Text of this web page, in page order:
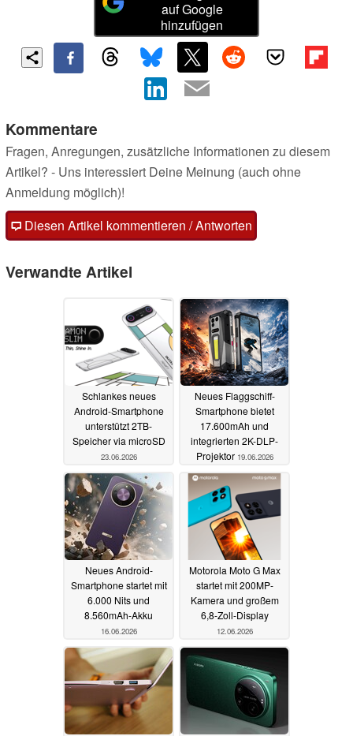
auf Google
hinzufügen
Kommentare
Fragen, Anregungen, zusätzliche Informationen zu diesem
Artikel? - Uns interessiert Deine Meinung (auch ohne
Anmeldung möglich)!
Diesen Artikel kommentieren / Antworten
Verwandte Artikel
Schlankes neues
Android-Smartphone
unterstützt 2TB-
Speicher via microSD
23.06.2026
Neues Flaggschiff-
Smartphone bietet
17.600mAh und
integrierten 2K-DLP-
Projektor 19.06.2026
Neues Android-
Smartphone startet mit
6.000 Nits und
8.560mAh-Akku
16.06.2026
Motorola Moto G Max
startet mit 200MP-
Kamera und großem
6,8-Zoll-Display
12.06.2026